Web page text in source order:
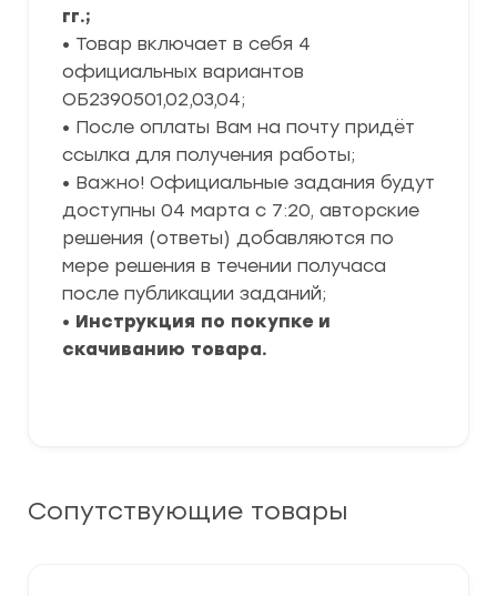
гг.;
• Товар включает в себя 4
официальных вариантов
ОБ2390501,02,03,04;
• После оплаты Вам на почту придёт
ссылка для получения работы;
• Важно! Официальные задания будут
доступны 04 марта с 7:20, авторские
решения (ответы) добавляются по
мере решения в течении получаса
после публикации заданий;
• Инструкция по покупке и
скачиванию товара.
Сопутствующие товары